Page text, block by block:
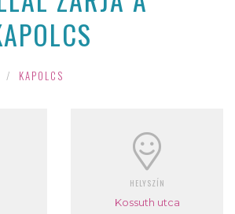
/ KAPOLCS
HELYSZÍN
Kossuth utca